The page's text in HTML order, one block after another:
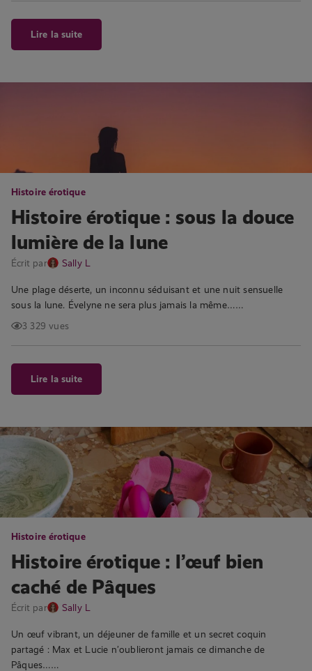
Lire la suite
Histoire érotique
Histoire érotique : sous la douce
lumière de la lune
Écrit par Sally L
Une plage déserte, un inconnu séduisant et une nuit sensuelle
sous la lune. Évelyne ne sera plus jamais la même……
3 329 vues
Lire la suite
Histoire érotique
Histoire érotique : l’œuf bien
caché de Pâques
Écrit par Sally L
Un œuf vibrant, un déjeuner de famille et un secret coquin
partagé : Max et Lucie n’oublieront jamais ce dimanche de
Pâques……